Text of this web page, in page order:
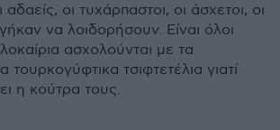
οι τυχάρπαστοι, οι άσχετοι, οι
να λοιδορήσουν. Είναι όλοι
ασχολούνται με τα
τουρκογύφτικα τσιφτετέλια γιατί
η κούτρα τους.